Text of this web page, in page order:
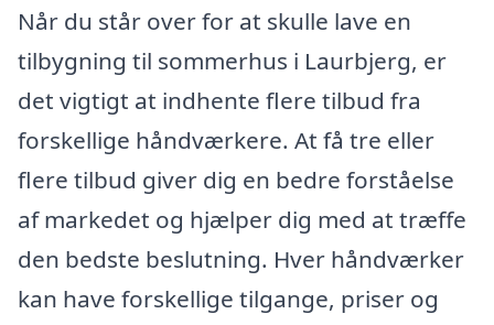
Når du står over for at skulle lave en
tilbygning til sommerhus i Laurbjerg, er
det vigtigt at indhente flere tilbud fra
forskellige håndværkere. At få tre eller
flere tilbud giver dig en bedre forståelse
af markedet og hjælper dig med at træffe
den bedste beslutning. Hver håndværker
kan have forskellige tilgange, priser og